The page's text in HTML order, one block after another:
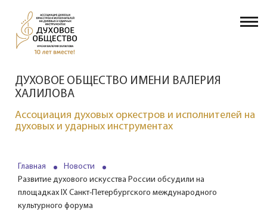
ДУХОВОЕ ОБЩЕСТВО ИМЕНИ ВАЛЕРИЯ
ХАЛИЛОВА
Ассоциация духовых оркестров и исполнителей на
духовых и ударных инструментах
Главная
Новости
Развитие духового искусства России обсудили на
площадках IX Санкт-Петербургского международного
культурного форума